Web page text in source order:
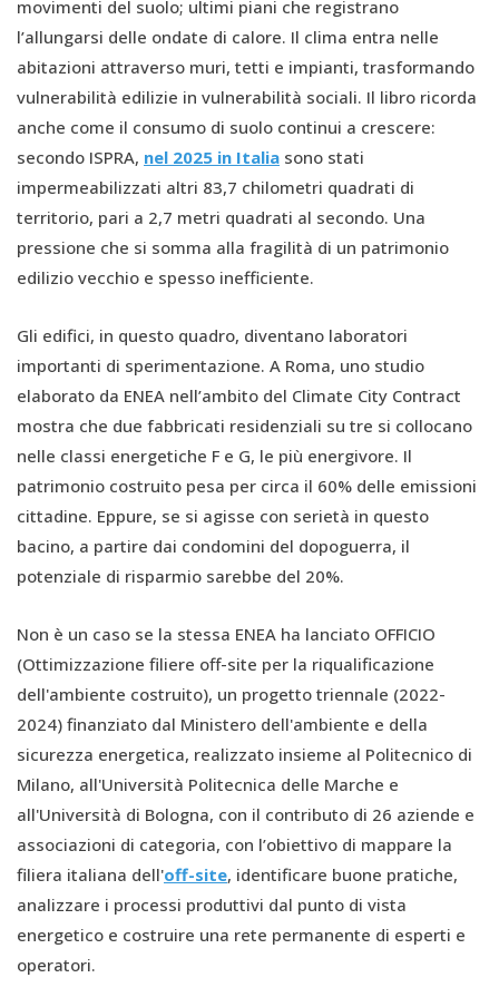
movimenti del suolo; ultimi piani che registrano
l’allungarsi delle ondate di calore. Il clima entra nelle
abitazioni attraverso muri, tetti e impianti, trasformando
vulnerabilità edilizie in vulnerabilità sociali. Il libro ricorda
anche come il consumo di suolo continui a crescere:
secondo ISPRA, nel 2025 in Italia sono stati
impermeabilizzati altri 83,7 chilometri quadrati di
territorio, pari a 2,7 metri quadrati al secondo. Una
pressione che si somma alla fragilità di un patrimonio
edilizio vecchio e spesso inefficiente.
Gli edifici, in questo quadro, diventano laboratori
importanti di sperimentazione. A Roma, uno studio
elaborato da ENEA nell’ambito del Climate City Contract
mostra che due fabbricati residenziali su tre si collocano
nelle classi energetiche F e G, le più energivore. Il
patrimonio costruito pesa per circa il 60% delle emissioni
cittadine. Eppure, se si agisse con serietà in questo
bacino, a partire dai condomini del dopoguerra, il
potenziale di risparmio sarebbe del 20%.
Non è un caso se la stessa ENEA ha lanciato OFFICIO
(Ottimizzazione filiere off-site per la riqualificazione
dell'ambiente costruito), un progetto triennale (2022-
2024) finanziato dal Ministero dell'ambiente e della
sicurezza energetica, realizzato insieme al Politecnico di
Milano, all'Università Politecnica delle Marche e
all'Università di Bologna, con il contributo di 26 aziende e
associazioni di categoria, con l’obiettivo di mappare la
filiera italiana dell'off-site, identificare buone pratiche,
analizzare i processi produttivi dal punto di vista
energetico e costruire una rete permanente di esperti e
operatori.